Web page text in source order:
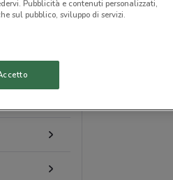
Pubblicità e contenuti personalizzati,
sul pubblico, sviluppo di servizi.